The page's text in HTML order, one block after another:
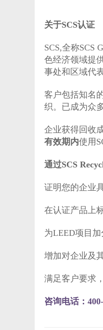
关于SCS认证
SCS,全称SCS
色经济领域提
事处和区域代
客户包括知名
织。已成为众
企业获得回收
有效期内使用
通过SCS
证明您的企业
在认证产品上
为LEED项目加
增加对企业及
满足客户要求
咨询电话：